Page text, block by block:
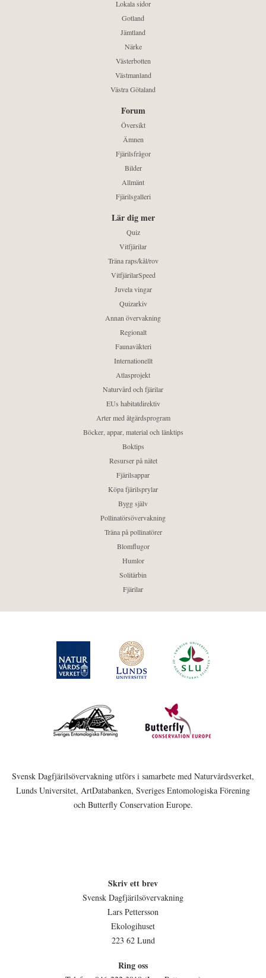
Lokala sidor
Gotland
Jämtland
Närke
Västerbotten
Västmanland
Västra Götaland
Forum
Översikt
Ämnen
Fjärilsfrågor
Bilder
Allmänt
Fjärilsgalleri
Lär dig mer
Quiz
Vitfjärilar
Träna raps/kål/rov
VitfjärilarSpeed
Juvela vingar
Quizarkiv
Annan övervakning
Regionalt
Faunaväkteri
Internationellt
Atlasprojekt
Naturvård och fjärilar
EUs habitatdirektiv
Arter med åtgärdsprogram
Böcker, appar, material och länktips
Boktips
Resurser på nätet
Fjärilsappar
Köpa fjärilsprylar
Bygg själv
Pollinatörsövervakning
Träna på pollinatörer
Blomflugor
Humlor
Solitärbin
Fjärilar
Svensk Dagfjärilsövervakning utförs i samarbete med Naturvårdsverket,
Lunds Universitet, ArtDatabanken, Sveriges Entomologiska Förening
och Butterfly Conservation Europe.
Skriv ett brev
Svensk Dagfjärilsövervakning
Lars Pettersson
Ekologihuset
223 62 Lund
Ring oss